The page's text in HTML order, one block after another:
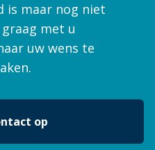
is maar nog niet
met u
uw wens te
op